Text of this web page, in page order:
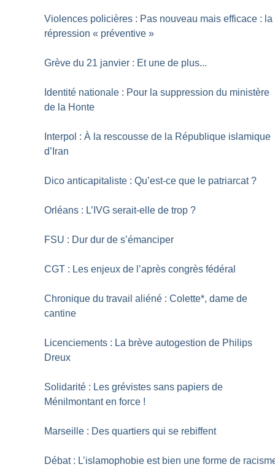
Violences policières : Pas nouveau mais efficace : la
répression « préventive »
Grève du 21 janvier : Et une de plus...
Identité nationale : Pour la suppression du ministère
de la Honte
Interpol : À la rescousse de la République islamique
d’Iran
Dico anticapitaliste : Qu’est-ce que le patriarcat ?
Orléans : L’IVG serait-elle de trop ?
FSU : Dur dur de s’émanciper
CGT : Les enjeux de l’après congrès fédéral
Chronique du travail aliéné : Colette*, dame de
cantine
Licenciements : La brève autogestion de Philips
Dreux
Solidarité : Les grévistes sans papiers de
Ménilmontant en force !
Marseille : Des quartiers qui se rebiffent
Débat : L’islamophobie est bien une forme de